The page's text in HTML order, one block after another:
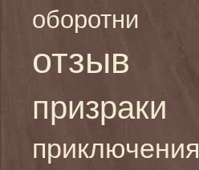
оборотни
отзыв
призраки
приключения